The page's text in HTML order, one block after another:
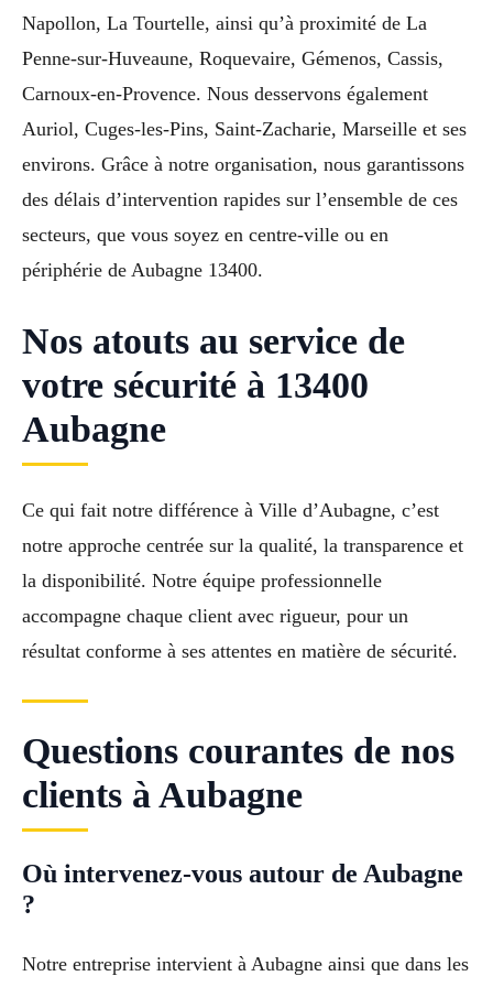
Napollon, La Tourtelle, ainsi qu’à proximité de La
Penne-sur-Huveaune, Roquevaire, Gémenos, Cassis,
Carnoux-en-Provence. Nous desservons également
Auriol, Cuges-les-Pins, Saint-Zacharie, Marseille et ses
environs. Grâce à notre organisation, nous garantissons
des délais d’intervention rapides sur l’ensemble de ces
secteurs, que vous soyez en centre-ville ou en
périphérie de Aubagne 13400.
Nos atouts au service de
votre sécurité à 13400
Aubagne
Ce qui fait notre différence à Ville d’Aubagne, c’est
notre approche centrée sur la qualité, la transparence et
la disponibilité. Notre équipe professionnelle
accompagne chaque client avec rigueur, pour un
résultat conforme à ses attentes en matière de sécurité.
Questions courantes de nos
clients à Aubagne
Où intervenez-vous autour de Aubagne
?
Notre entreprise intervient à Aubagne ainsi que dans les